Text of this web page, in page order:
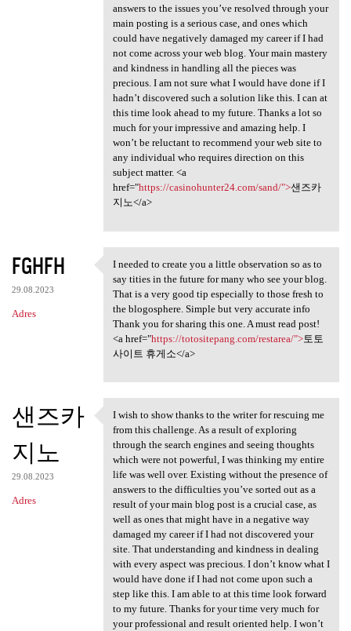
answers to the issues you’ve resolved through your
main posting is a serious case, and ones which
could have negatively damaged my career if I had
not come across your web blog. Your main mastery
and kindness in handling all the pieces was
precious. I am not sure what I would have done if I
hadn’t discovered such a solution like this. I can at
this time look ahead to my future. Thanks a lot so
much for your impressive and amazing help. I
won’t be reluctant to recommend your web site to
any individual who requires direction on this
subject matter. <a
href="https://casinohunter24.com/sand/">샌즈카
지노</a>
FGHFH
29.08.2023
Adres
I needed to create you a
I needed to create you a little observation so as to
say tities in the future for many who see your blog.
That is a very good tip especially to those fresh to
the blogosphere. Simple but very accurate info
Thank you for sharing this one. A must read post!
<a href="https://totositepang.com/restarea/">토토
사이트 휴게소</a>
샌즈카
지노
29.08.2023
Adres
I wish to show thanks to the
I wish to show thanks to the writer for rescuing me
from this challenge. As a result of exploring
through the search engines and seeing thoughts
which were not powerful, I was thinking my entire
life was well over. Existing without the presence of
answers to the difficulties you’ve sorted out as a
result of your main blog post is a crucial case, as
well as ones that might have in a negative way
damaged my career if I had not discovered your
site. That understanding and kindness in dealing
with every aspect was precious. I don’t know what I
would have done if I had not come upon such a
step like this. I am able to at this time look forward
to my future. Thanks for your time very much for
your professional and result oriented help. I won’t